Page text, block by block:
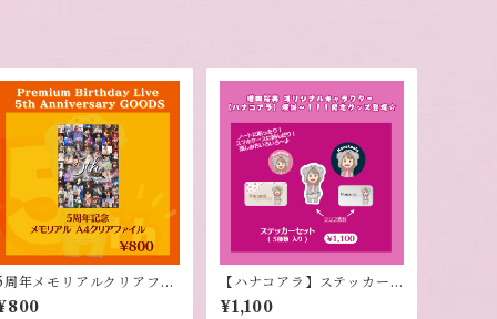
周年メモリアルクリアファ
ル
【ハナコアラ】ステッカー
セット
¥1,100